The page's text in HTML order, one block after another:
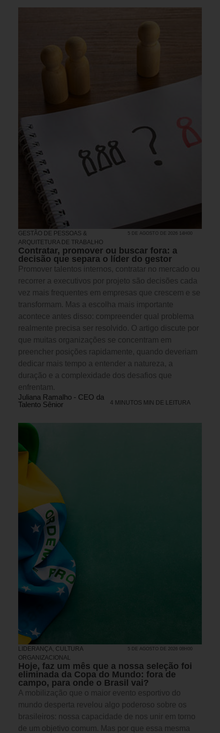
GESTÃO DE PESSOAS &
ARQUITETURA DE TRABALHO
5 DE AGOSTO DE 2026 14H00
Contratar, promover ou buscar fora: a
decisão que separa o líder do gestor
Promover talentos internos, contratar no mercado ou
recorrer a executivos por projeto são decisões cada
vez mais frequentes em empresas que crescem e se
transformam. Mas a escolha mais importante
acontece antes disso: compreender qual problema
realmente precisa ser resolvido. O artigo discute por
que muitas organizações se concentram em
preencher posições rapidamente, quando deveriam
dedicar mais tempo a entender a natureza, a
duração e a complexidade dos desafios que
enfrentam.
Juliana Ramalho - CEO da
Talento Sênior
4 MINUTOS MIN DE LEITURA
LIDERANÇA CULTURA
ORGANIZACIONAL
5 DE AGOSTO DE 2026 08H00
Hoje, faz um mês que a nossa seleção foi
eliminada da Copa do Mundo: fora de
campo, para onde o Brasil vai?
A mobilização que o maior evento esportivo do
mundo desperta revelou algo poderoso sobre os
brasileiros: nossa capacidade de nos unir em torno
de um objetivo comum. Mas por que essa mesma